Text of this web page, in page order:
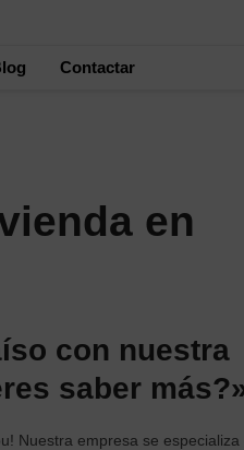
Contactar
en
con nuestra
saber
Nuestra empresa se especializa